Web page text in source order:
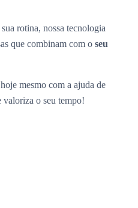
rotina, nossa tecnologia
que combinam com o seu
mesmo com a ajuda de
valoriza o seu tempo!